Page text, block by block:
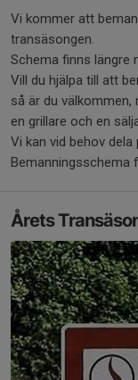
Vi kommer att
transäsongen.
Schema finns längre
Vill du hjälpa till att
så är du välkommen,
en grillare och en
Vi kan vid behov dela
Bemanningsschema
Årets